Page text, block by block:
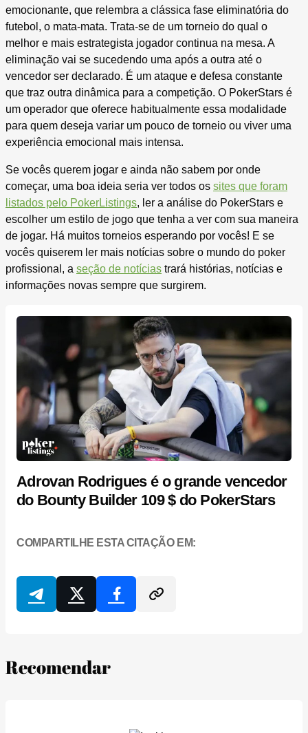
emocionante, que relembra a clássica fase eliminatória do
futebol, o mata-mata. Trata-se de um torneio do qual o
melhor e mais estrategista jogador continua na mesa. A
eliminação vai se sucedendo uma após a outra até o
vencedor ser declarado. É um ataque e defesa constante
que traz outra dinâmica para a competição. O PokerStars é
um operador que oferece habitualmente essa modalidade
para quem deseja variar um pouco de torneio ou viver uma
experiência emocional mais intensa.
Se vocês querem jogar e ainda não sabem por onde
começar, uma boa ideia seria ver todos os sites que foram
listados pelo PokerListings, ler a análise do PokerStars e
escolher um estilo de jogo que tenha a ver com sua maneira
de jogar. Há muitos torneios esperando por vocês! E se
vocês quiserem ler mais notícias sobre o mundo do poker
profissional, a seção de notícias trará histórias, notícias e
informações novas sempre que surgirem.
Adrovan Rodrigues é o grande vencedor
do Bounty Builder 109 $ do PokerStars
COMPARTILHE ESTA CITAÇÃO EM:
Recomendar